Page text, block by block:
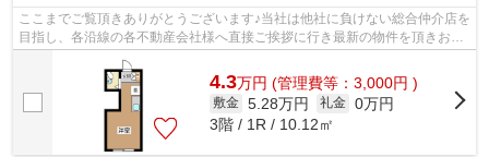
ここまでご覧頂きありがとうございます♪当社は他社に負けない総合仲介店を
目指し、各沿線の各不動産会社様へ直接ご挨拶に行き最新の物件を頂きお客
4.3万円 (管理費等：3,000円 )
敷金 5.28万円 礼金 0万円
3階 / 1R / 10.12㎡